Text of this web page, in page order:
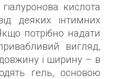
кислота
деяких інтимних
потрібно надати
вигляд,
і ширину – в
гель, основою